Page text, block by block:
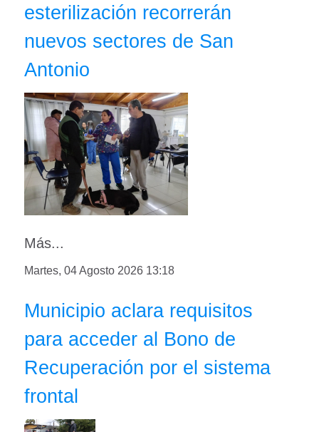
esterilización recorrerán
nuevos sectores de San
Antonio
Más...
Martes, 04 Agosto 2026 13:18
Municipio aclara requisitos
para acceder al Bono de
Recuperación por el sistema
frontal